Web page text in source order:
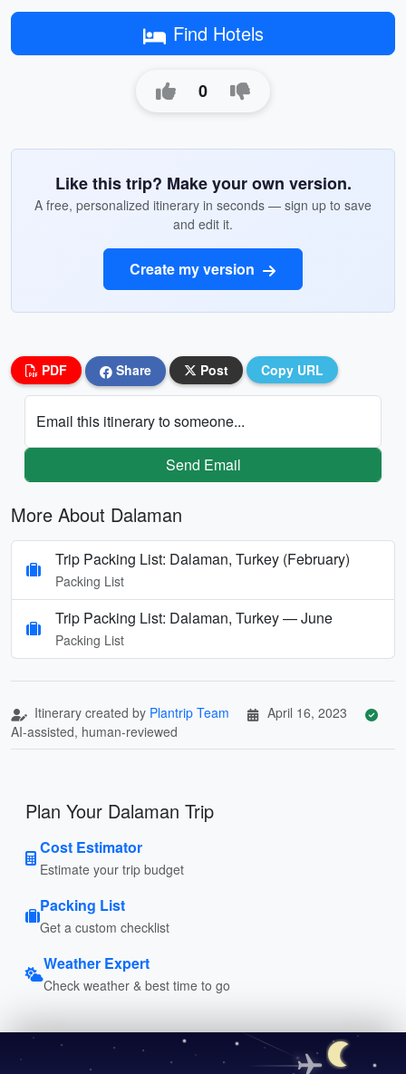
Find Hotels
0
Like this trip? Make your own version.
A free, personalized itinerary in seconds — sign up to save
and edit it.
Create my version
PDF Share Post Copy URL
Email this itinerary to someone...
Send Email
More About Dalaman
Trip Packing List: Dalaman, Turkey (February)
Packing List
Trip Packing List: Dalaman, Turkey — June
Packing List
Itinerary created by Plantrip Team
April 16, 2023
AI-assisted, human-reviewed
Plan Your Dalaman Trip
Cost Estimator
Estimate your trip budget
Packing List
Get a custom checklist
Weather Expert
Check weather & best time to go